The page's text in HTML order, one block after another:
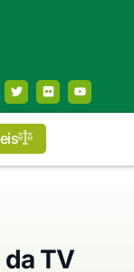
TV